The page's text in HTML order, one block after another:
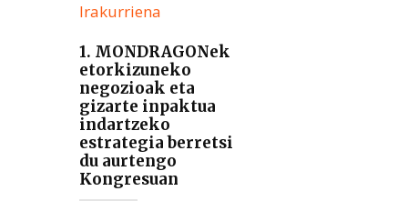
Irakurriena
1. MONDRAGONek
etorkizuneko
negozioak eta
gizarte inpaktua
indartzeko
estrategia berretsi
du aurtengo
Kongresuan